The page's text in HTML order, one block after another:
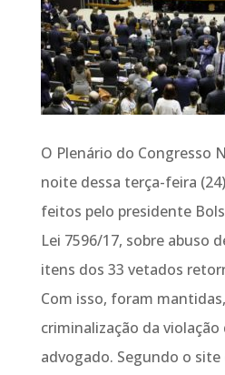
O Plenário do Congresso
noite dessa terça-feira
feitos pelo presidente
Lei 7596/17, sobre abuso
itens dos 33 vetados
Com isso, foram
criminalização da
advogado. Segundo o site